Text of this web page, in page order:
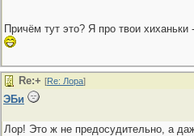
Причём тут это? Я про твои
Re:+ [Re: Лора]
ЭБи
Лор! Это ж не предосудительно, а